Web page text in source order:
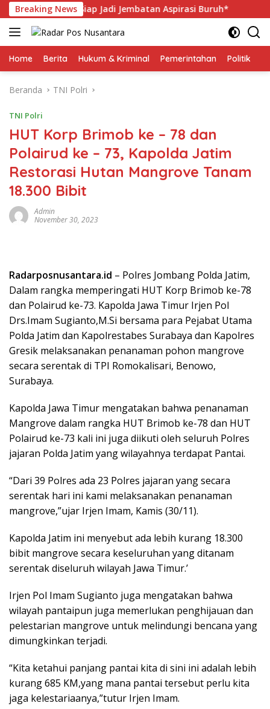
Langsung
ke
konten
Breaking NewsSiap Jadi Jembatan Aspirasi Buruh*
Home Berita Hukum & Kriminal Pemerintahan Politik
Beranda TNI Polri
TNI Polri
HUT Korp Brimob ke – 78 dan
Polairud ke – 73, Kapolda Jatim
Restorasi Hutan Mangrove Tanam
18.300 Bibit
Admin
November 30, 2023
Radarposnusantara.id – Polres Jombang Polda Jatim,
Dalam rangka memperingati HUT Korp Brimob ke-78
dan Polairud ke-73. Kapolda Jawa Timur Irjen Pol
Drs.Imam Sugianto,M.Si bersama para Pejabat Utama
Polda Jatim dan Kapolrestabes Surabaya dan Kapolres
Gresik melaksanakan penanaman pohon mangrove
secara serentak di TPI Romokalisari, Benowo,
Surabaya.
Kapolda Jawa Timur mengatakan bahwa penanaman
Mangrove dalam rangka HUT Brimob ke-78 dan HUT
Polairud ke-73 kali ini juga diikuti oleh seluruh Polres
jajaran Polda Jatim yang wilayahnya terdapat Pantai.
“Dari 39 Polres ada 23 Polres jajaran yang secara
serentak hari ini kami melaksanakan penanaman
mangrove,”ujar Irjen Imam, Kamis (30/11).
Kapolda Jatim ini menyebut ada lebih kurang 18.300
bibit mangrove secara keseluruhan yang ditanam
serentak diseluruh wilayah Jawa Timur.’
Irjen Pol Imam Sugianto juga mengatakan bahwa
wilayah pantaipun juga memerlukan penghijauan dan
pelestarian mangrove untuk melindungi bencana yang
dimungkinkan terjadi.
“Kita ketahui panjang pantai kita di sini ini adalah lebih
kurang 685 KM,yang mana pantai tersebut perlu kita
jaga kelestariaanya,”tutur Irjen Imam.